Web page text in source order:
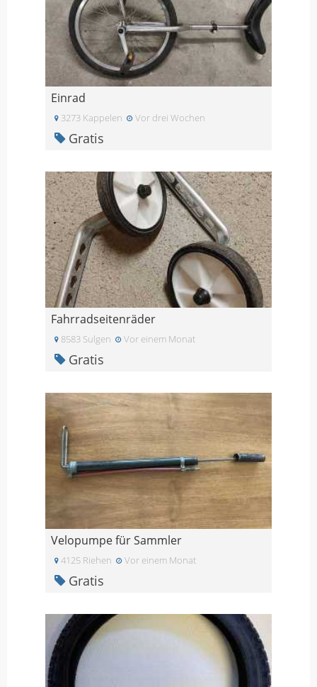
Einrad
3273 Kappelen Vor drei Wochen
Gratis
Fahrradseitenräder
8583 Sulgen Vor einem Monat
Gratis
Velopumpe für Sammler
4125 Riehen Vor einem Monat
Gratis